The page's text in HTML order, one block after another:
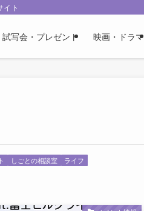
イト
試写会・プレゼント 映画・ドラマ
しごとの相談室 ライフ